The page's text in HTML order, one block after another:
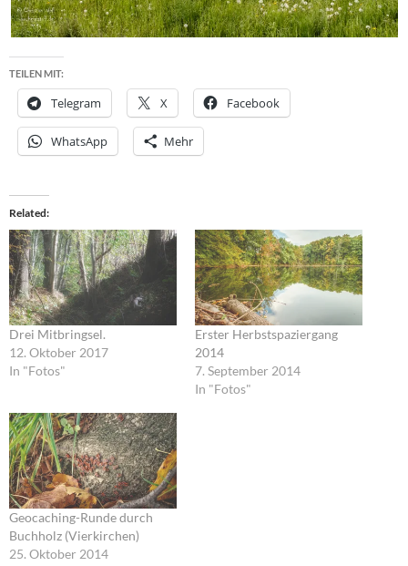
TEILEN MIT:
Telegram X Facebook
WhatsApp Mehr
Related
Drei Mitbringsel.
12. Oktober 2017
In "Fotos"
Erster Herbstspaziergang
2014
7. September 2014
In "Fotos"
Geocaching-Runde durch
Buchholz (Vierkirchen)
25. Oktober 2014